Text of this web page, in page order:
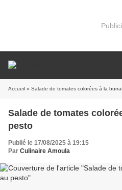
Accueil » Salade de tomates colorées à la
Salade de tomates
pesto
Publié le 17/08/2025 à 19:15
Par Culinaire Amoula